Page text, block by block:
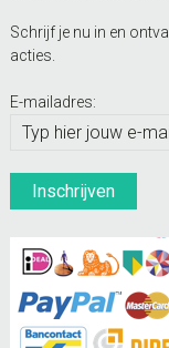
Schrijf je nu in en
acties.
E-mailadres: